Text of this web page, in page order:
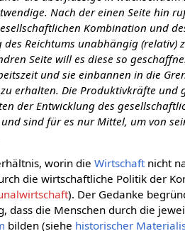
Nach der einen Seite hin
Kombination und
des Reichtums unabhängig (relativ)
Seite will es diese so
und sie einbannen in die
erhalten. Die Produktivkräfte und
der Entwicklung des
sind für es nur Mittel, um von
worin dieWirtschaft nicht
die wirtschaftliche Politik der
). Der Gedanke
dass die Menschen durch die
bilden (siehe historischer